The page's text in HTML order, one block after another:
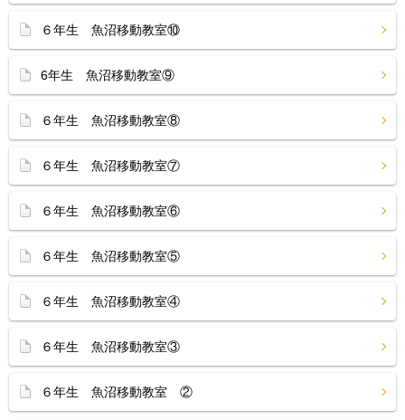
６年生 魚沼移動教室⑩
6年生 魚沼移動教室⑨
６年生 魚沼移動教室⑧
６年生 魚沼移動教室⑦
６年生 魚沼移動教室⑥
６年生 魚沼移動教室⑤
６年生 魚沼移動教室④
６年生 魚沼移動教室③
６年生 魚沼移動教室 ②